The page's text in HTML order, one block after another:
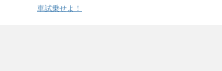
車試乗せよ！